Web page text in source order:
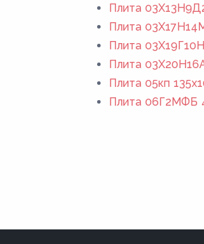
Плита
Плита
Плита
Плита
Плита 05кп
Плита 06Г2МФБ